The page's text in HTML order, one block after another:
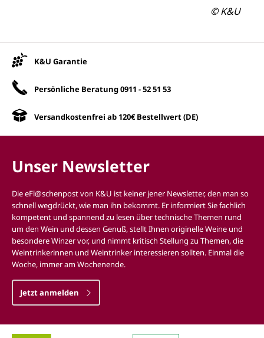
© K&U
K&U Garantie
Persönliche Beratung0911 - 52 51 53
Versandkostenfrei ab 120€ Bestellwert (DE)
Unser Newsletter
Die eFl@schenpost von K&U ist keiner jener Newsletter, den man so
schnell wegdrückt, wie man ihn bekommt. Er informiert Sie fachlich
kompetent und spannend zu lesen über technische Themen rund
um den Wein und dessen Genuß, stellt Ihnen originelle Weine und
besondere Winzer vor, und nimmt kritisch Stellung zu Themen, die
Weintrinkerinnen und Weintrinker interessieren sollten. Einmal die
Woche, immer am Wochenende.
Jetzt anmelden